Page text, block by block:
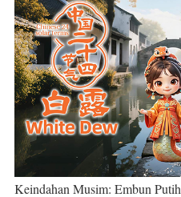
Keindahan Musim: Embun Putih